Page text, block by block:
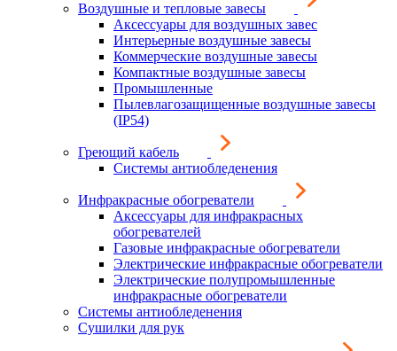
Воздушные и тепловые завесы
Аксессуары для воздушных завес
Интерьерные воздушные завесы
Коммерческие воздушные завесы
Компактные воздушные завесы
Промышленные
Пылевлагозащищенные воздушные завесы
(IP54)
Греющий кабель
Системы антиобледенения
Инфракрасные обогреватели
Аксессуары для инфракрасных
обогревателей
Газовые инфракрасные обогреватели
Электрические инфракрасные обогреватели
Электрические полупромышленные
инфракрасные обогреватели
Системы антиобледенения
Сушилки для рук